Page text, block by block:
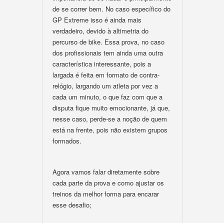
de se correr bem. No caso específico do
GP Extreme isso é ainda mais
verdadeiro, devido à altimetria do
percurso de bike. Essa prova, no caso
dos profissionais tem ainda uma outra
característica interessante, pois a
largada é feita em formato de contra-
relógio, largando um atleta por vez a
cada um minuto, o que faz com que a
disputa fique muito emocionante, já que,
nesse caso, perde-se a noção de quem
está na frente, pois não existem grupos
formados.
Agora vamos falar diretamente sobre
cada parte da prova e como ajustar os
treinos da melhor forma para encarar
esse desafio;